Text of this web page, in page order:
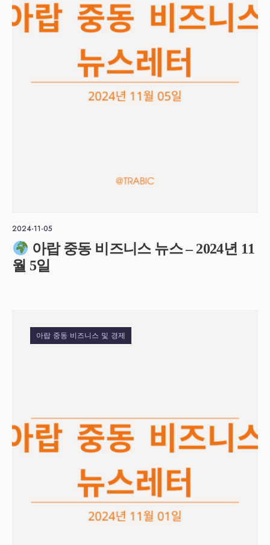
2024-11-05
아랍 중동 비즈니스 뉴스 – 2024년 11
월 5일
아랍 중동 비즈니스 및 경제